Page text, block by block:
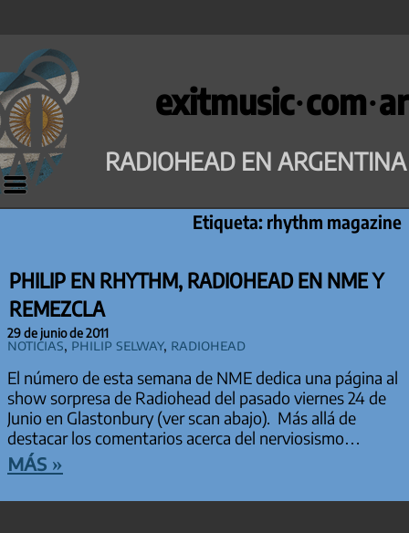
Saltar
al
contenido
exitmusic·com·ar
RADIOHEAD EN ARGENTINA
Etiqueta: rhythm magazine
PHILIP EN RHYTHM, RADIOHEAD EN NME Y
REMEZCLA
29 de junio de 2011
Noticias, Philip Selway, Radiohead
El número de esta semana de NME dedica una página al
show sorpresa de Radiohead del pasado viernes 24 de
Junio en Glastonbury (ver scan abajo). Más allá de
destacar los comentarios acerca del nerviosismo…
más »